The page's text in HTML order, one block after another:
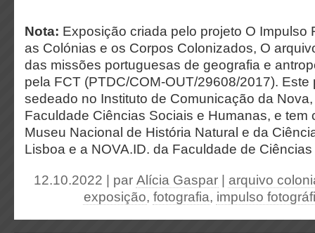
Nota: Exposição criada pelo projeto O Impulso
as Colónias e os Corpos Colonizados, O
das missões portuguesas de geografia e
pela FCT (PTDC/COM-OUT/29608/2017). Este
sedeado no Instituto de Comunicação da
Faculdade Ciências Sociais e Humanas, e tem
Museu Nacional de História Natural e da
Lisboa e a NOVA.ID. da Faculdade de
12.10.2022 | par Alícia Gaspar
arquivo
exposição, fotografia, impulso